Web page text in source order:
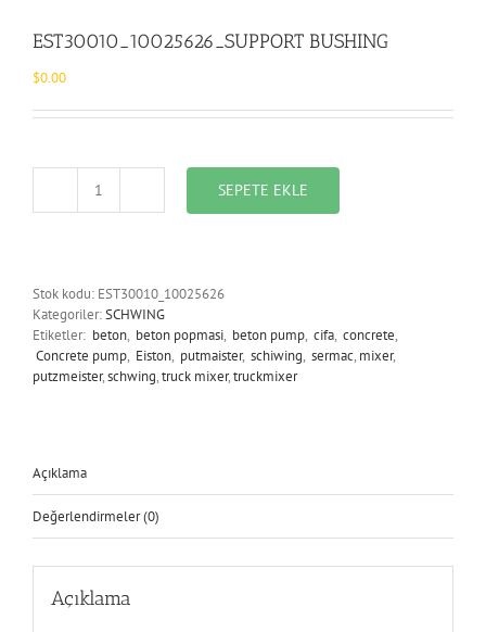
EST30010_10025626_SUPPORT BUSHING
$0.00
EST30010_10025626_SUPPORT
SEPETE EKLE
Stok kodu: EST30010_10025626
Kategoriler:SCHWING
Etiketler: beton, beton popmasi, beton pump, cifa, concrete,
Concrete pump, Eiston, putmaister, schiwing, sermac, mixer,
putzmeister,schwing,truck mixer,truckmixer
Açıklama
Değerlendirmeler (0)
Açıklama